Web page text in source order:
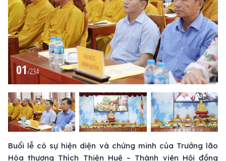
01/234
Buổi lễ có sự hiện diện và chứng minh của Trưởng lão
Hòa thượng Thích Thiện Huệ – Thành viên Hội đồng